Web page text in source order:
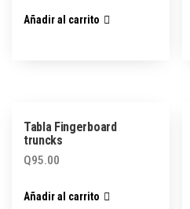
Añadir al carrito
Tabla Fingerboard
truncks
Q95.00
Añadir al carrito